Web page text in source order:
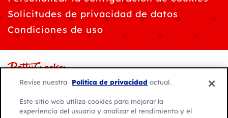
Solicitudes de privacidad de datos
Condiciones de uso
© 2026 General Mills. Todos los derechos reservados.
Ubicación:
Revise nuestra Política de privacidad actual.
Este sitio web utiliza cookies para mejorar la
experiencia del usuario y analizar el rendimiento y el